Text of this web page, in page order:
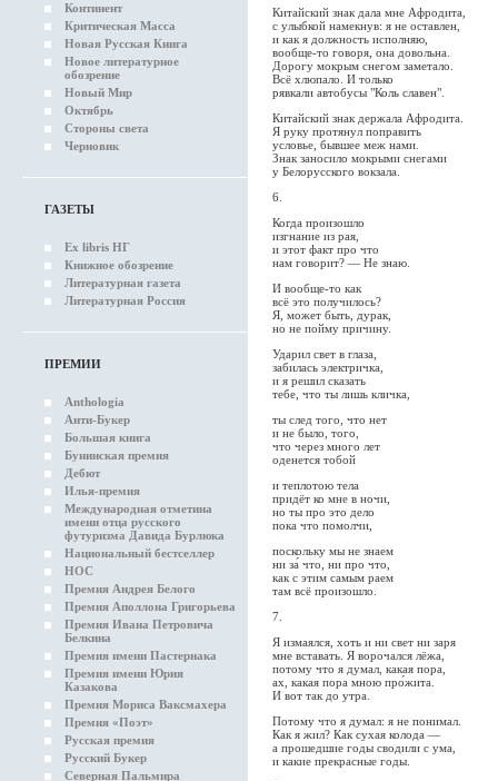
Континент
Критическая Масса
Новая Русская Книга
Новое литературное
обозрение
Новый Мир
Октябрь
Стороны света
Черновик
ГАЗЕТЫ
Ex libris НГ
Книжное обозрение
Литературная газета
Литературная Россия
ПРЕМИИ
Anthologia
Анти-Букер
Большая книга
Бунинская премия
Дебют
Илья-премия
Международная отметина
имени отца русского
футуризма Давида Бурлюка
Национальный бестселлер
НОС
Премия Андрея Белого
Премия Аполлона Григорьева
Премия Ивана Петровича
Белкина
Премия имени Пастернака
Премия имени Юрия
Казакова
Премия Мориса Ваксмахера
Премия «Поэт»
Русская премия
Русский Букер
Северная Пальмира
Китайский знак дала мне Афродита,
с улыбкой намекнув: я не оставлен,
и как я должность исполняю,
вообще-то говоря, она довольна.
Дорогу мокрым снегом заметало.
Всё хлюпало. И только
рявкали автобусы "Коль славен".
Китайский знак держала Афродита.
Я руку протянул поправить
условье, бывшее меж нами.
Знак заносило мокрыми снегами
у Белорусского вокзала.
6.
Когда произошло
изгнание из рая,
и этот факт про что
нам говорит? — Не знаю.
И вообще-то как
всё это получилось?
Я, может быть, дурак,
но не пойму причину.
Ударил свет в глаза,
забилась электричка,
и я решил сказать
тебе, что ты лишь кличка,
ты след того, что нет
и не было, того,
что через много лет
оденется тобой
и теплотою тела
придёт ко мне в ночи,
но ты про это дело
пока что помолчи,
поскольку мы не знаем
ни за́ что, ни про что,
как с этим самым раем
там всё произошло.
7.
Я измаялся, хоть и ни свет ни заря
мне вставать. Я ворочался лёжа,
потому что я думал, какая пора,
ах, какая пора мною про́жита.
И вот так до утра.
Потому что я думал: я не понимал.
Как я жил? Как сухая колода —
а прошедшие годы сводили с ума,
и какие прекрасные годы.